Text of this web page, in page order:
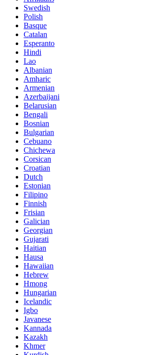
Swedish
Polish
Basque
Catalan
Esperanto
Hindi
Lao
Albanian
Amharic
Armenian
Azerbaijani
Belarusian
Bengali
Bosnian
Bulgarian
Cebuano
Chichewa
Corsican
Croatian
Dutch
Estonian
Filipino
Finnish
Frisian
Galician
Georgian
Gujarati
Haitian
Hausa
Hawaiian
Hebrew
Hmong
Hungarian
Icelandic
Igbo
Javanese
Kannada
Kazakh
Khmer